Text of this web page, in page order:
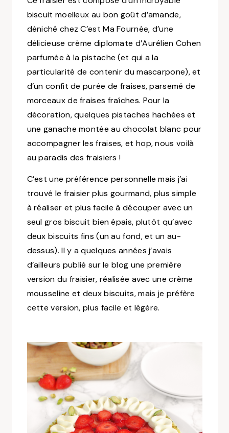
biscuit moelleux au bon goût d’amande,
déniché chez C’est Ma Fournée, d’une
délicieuse crème diplomate d’Aurélien Cohen
parfumée à la pistache (et qui a la
particularité de contenir du mascarpone), et
d’un confit de purée de fraises, parsemé de
morceaux de fraises fraîches. Pour la
décoration, quelques pistaches hachées et
une ganache montée au chocolat blanc pour
accompagner les fraises, et hop, nous voilà
au paradis des fraisiers !
C’est une préférence personnelle mais j’ai
trouvé le fraisier plus gourmand, plus simple
à réaliser et plus facile à découper avec un
seul gros biscuit bien épais, plutôt qu’avec
deux biscuits fins (un au fond, et un au-
dessus). Il y a quelques années j’avais
d’ailleurs publié sur le blog une première
version du fraisier, réalisée avec une crème
mousseline et deux biscuits, mais je préfère
cette version, plus facile et légère.